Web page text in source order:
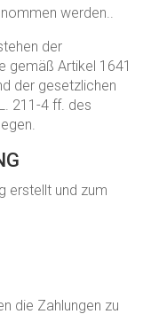
werden..
der
gemäß Artikel 1641
der gesetzlichen
211-4 ff. des
erstellt und zum
die Zahlungen zu